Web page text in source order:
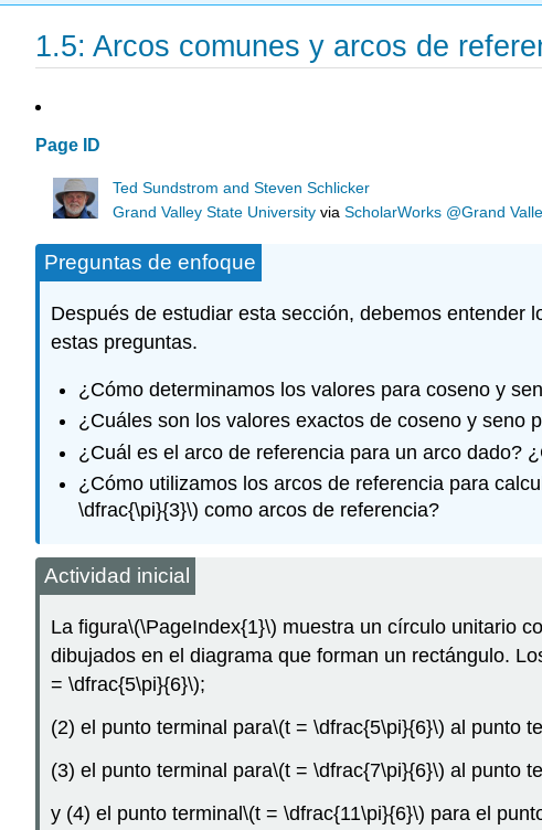
1.5: Arcos comunes y arcos de
Page ID
Ted Sundstrom and Steven Schlicker
Grand Valley State University viaScholarWorks @Grand
Preguntas de enfoque
Después de estudiar esta sección, debemos entender
estas preguntas.
¿Cómo determinamos los valores para coseno y
¿Cuáles son los valores exactos de coseno y seno
¿Cuál es el arco de referencia para un arco dado?
¿Cómo utilizamos los arcos de referencia para
\dfrac{\pi}{3}\) como arcos de referencia?
Actividad inicial
La figura\(\PageIndex{1}\) muestra un círculo unitario
dibujados en el diagrama que forman un rectángulo.
= \dfrac{5\pi}{6}\);
(2) el punto terminal para\(t = \dfrac{5\pi}{6}\) al punto
(3) el punto terminal para\(t = \dfrac{7\pi}{6}\) al punto
y (4) el punto terminal\(t = \dfrac{11\pi}{6}\) para el